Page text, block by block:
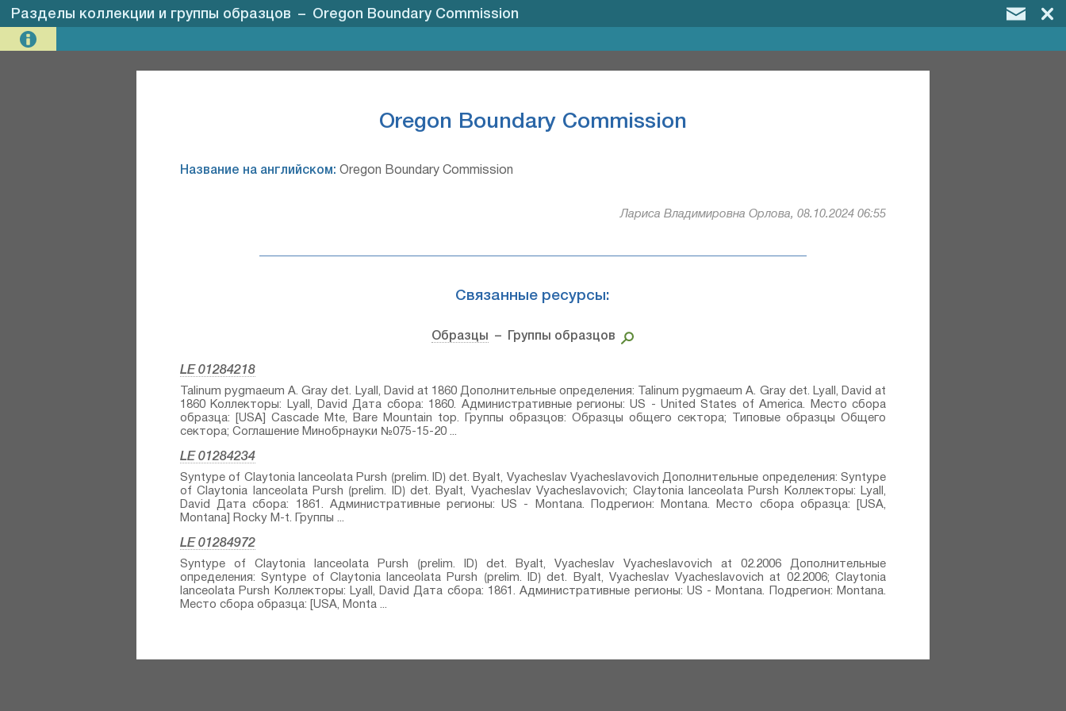
Разделы коллекции и группы образцов – Oregon Boundary Commission
Oregon Boundary Commission
Название на английском: Oregon Boundary Commission
Лариса Владимировна Орлова, 08.10.2024 06:55
Связанные ресурсы:
Образцы – Группы образцов
LE 01284218
Talinum pygmaeum A. Gray⁣ det. Lyall, David at 1860 Дополнительные определения: Talinum pygmaeum A. Gray⁣ det. Lyall, David at
1860 Коллекторы: Lyall, David Дата сбора: 1860. Административные регионы: US - United States of America. Место сбора
образца: [USA] Cascade Mte, Bare Mountain top. Группы образцов: Образцы общего сектора; Типовые образцы Общего
сектора; Соглашение Минобрнауки №075-15-20 ...
LE 01284234
Syntype of Claytonia lanceolata Pursh⁣ ⟮prelim. ID⟯ det. Byalt, Vyacheslav Vyacheslavovich Дополнительные определения: Syntype
of Claytonia lanceolata Pursh⁣ ⟮prelim. ID⟯ det. Byalt, Vyacheslav Vyacheslavovich; Claytonia lanceolata Pursh⁣⁣ Коллекторы: Lyall,
David Дата сбора: 1861. Административные регионы: US - Montana. Подрегион: Montana. Место сбора образца: [USA,
Montana] Rocky M-t. Группы ...
LE 01284972
Syntype of Claytonia lanceolata Pursh⁣ ⟮prelim. ID⟯ det. Byalt, Vyacheslav Vyacheslavovich at 02.2006 Дополнительные
определения: Syntype of Claytonia lanceolata Pursh⁣ ⟮prelim. ID⟯ det. Byalt, Vyacheslav Vyacheslavovich at 02.2006; Claytonia
lanceolata Pursh⁣⁣ Коллекторы: Lyall, David Дата сбора: 1861. Административные регионы: US - Montana. Подрегион: Montana.
Место сбора образца: [USA, Monta ...